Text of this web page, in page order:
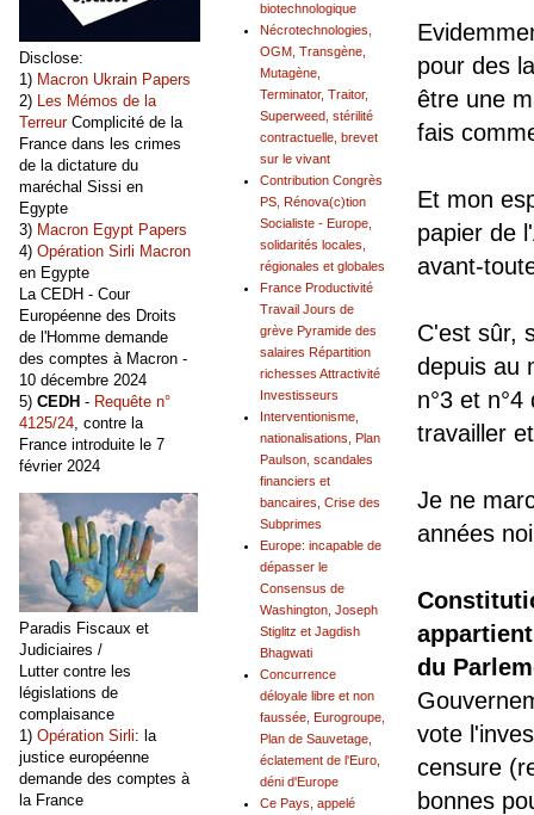
pour des
être une
fais
Et mon
papier de
avant-
C'est sûr,
depuis au
n°3 et
travailler
Je ne
années
du
vote
censure
bonnes
biotechnologique
Nécrotechnologies,
OGM, Transgène,
Mutagène,
Terminator, Traitor,
Superweed, stérilité
contractuelle, brevet
sur le vivant
Contribution Congrès
PS, Rénova(c)tion
Socialiste - Europe,
solidarités locales,
régionales et globales
France Productivité
Travail Jours de
grève Pyramide des
salaires Répartition
richesses Attractivité
Investisseurs
Interventionisme,
nationalisations, Plan
Paulson, scandales
financiers et
bancaires, Crise des
Subprimes
Europe: incapable de
dépasser le
Consensus de
Washington, Joseph
Stiglitz et Jagdish
Bhagwati
Concurrence
déloyale libre et non
faussée, Eurogroupe,
Plan de Sauvetage,
éclatement de l'Euro,
déni d'Europe
Ce Pays, appelé
Disclose:
1) Macron Ukrain Papers
2) Les Mémos de la
TerreurComplicité de la
France dans les crimes
de la dictature du
maréchal Sissi en
Egypte
3) Macron Egypt Papers
4) Opération Sirli Macron
en Egypte
La CEDH - Cour
Européenne des Droits
de l'Homme demande
des comptes à Macron -
10 décembre 2024
5) CEDH - Requête n°
4125/24, contre la
France introduite le 7
février 2024
Paradis Fiscaux et
Judiciaires /
Lutter contre les
législations de
complaisance
1) Opération Sirli: la
justice européenne
demande des comptes à
la France